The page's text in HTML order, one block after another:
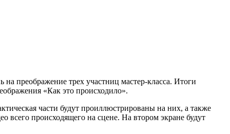
преображение трех участниц мастер-класса. Итоги
«Как это происходило».
части будут проиллюстрированы на них, а также
всего происходящего на сцене. На втором экране будут